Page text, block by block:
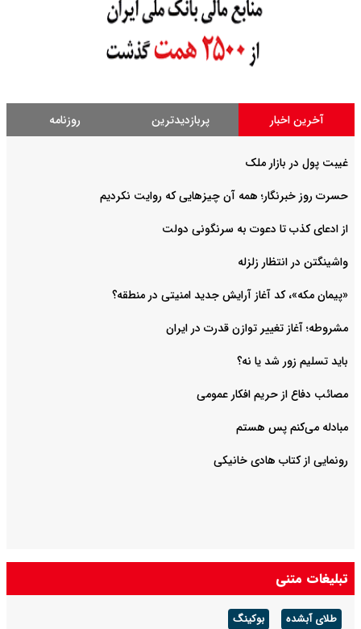
آخرین اخبار پربازدیدترین روزنامه
غیبت پول در بازار ملک
حسرت روز خبرنگار؛ همه آن چیزهایی که روایت نکردیم
از ادعای کذب تا دعوت به سرنگونی دولت
واشینگتن در انتظار زلزله
«پیمان مکه»، کد آغاز آرایش جدید امنیتی در منطقه؟
مشروطه؛ آغاز تغییر توازن قدرت در ایران
باید تسلیم زور شد یا نه؟
مصائب دفاع از حریم افکار عمومی
مبادله می‌کنم پس هستم
رونمایی از کتاب هادی خانیکی
تبلیغات متنی
طلای آبشده بوکینگ